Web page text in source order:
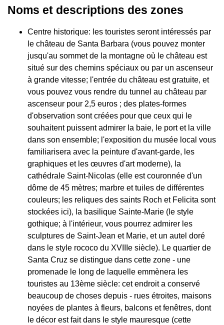
Noms et descriptions des zones
Centre historique: les touristes seront intéressés par
le château de Santa Barbara (vous pouvez monter
jusqu'au sommet de la montagne où le château est
situé sur des chemins spéciaux ou par un ascenseur
à grande vitesse; l'entrée du château est gratuite, et
vous pouvez vous rendre du tunnel au château par
ascenseur pour 2,5 euros ; des plates-formes
d'observation sont créées pour que ceux qui le
souhaitent puissent admirer la baie, le port et la ville
dans son ensemble; l'exposition du musée local vous
familiarisera avec la peinture d'avant-garde, les
graphiques et les œuvres d'art moderne), la
cathédrale Saint-Nicolas (elle est couronnée d'un
dôme de 45 mètres; marbre et tuiles de différentes
couleurs; les reliques des saints Roch et Felicita sont
stockées ici), la basilique Sainte-Marie (le style
gothique; à l'intérieur, vous pourrez admirer les
sculptures de Saint-Jean et Marie, et un autel doré
dans le style rococo du XVIIIe siècle). Le quartier de
Santa Cruz se distingue dans cette zone - une
promenade le long de laquelle emmènera les
touristes au 13ème siècle: cet endroit a conservé
beaucoup de choses depuis - rues étroites, maisons
noyées de plantes à fleurs, balcons et fenêtres, dont
le décor est fait dans le style mauresque (cette